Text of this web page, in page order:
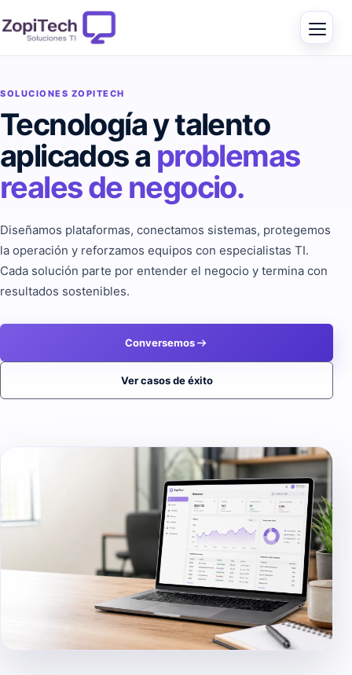
SOLUCIONES ZOPITECH
Tecnología y talento
aplicados a problemas
reales de negocio.
Diseñamos plataformas, conectamos sistemas, protegemos
la operación y reforzamos equipos con especialistas TI.
Cada solución parte por entender el negocio y termina con
resultados sostenibles.
Conversemos
Ver casos de éxito